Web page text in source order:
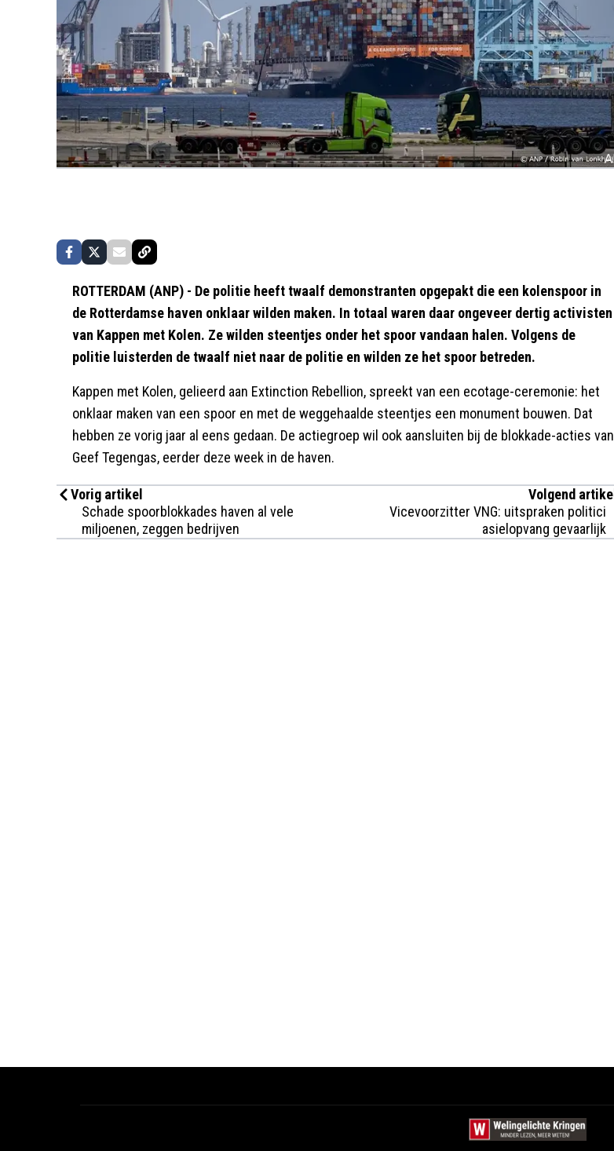
ROTTERDAM (ANP) - De politie heeft twaalf demonstranten opgepakt die een kolenspoor in
de Rotterdamse haven onklaar wilden maken. In totaal waren daar ongeveer dertig activisten
van Kappen met Kolen. Ze wilden steentjes onder het spoor vandaan halen. Volgens de
politie luisterden de twaalf niet naar de politie en wilden ze het spoor betreden.
Kappen met Kolen, gelieerd aan Extinction Rebellion, spreekt van een ecotage-ceremonie: het
onklaar maken van een spoor en met de weggehaalde steentjes een monument bouwen. Dat
hebben ze vorig jaar al eens gedaan. De actiegroep wil ook aansluiten bij de blokkade-acties van
Geef Tegengas, eerder deze week in de haven.
Vorig artikel
Schade spoorblokkades haven al vele
miljoenen, zeggen bedrijven
Volgend artikel
Vicevoorzitter VNG: uitspraken politici
asielopvang gevaarlijk